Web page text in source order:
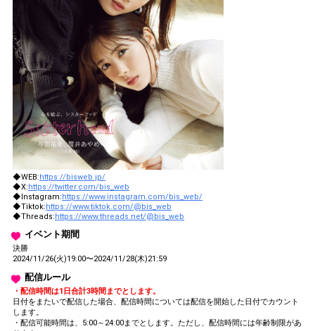
◆WEB:https://bisweb.jp/
◆X:https://twitter.com/bis_web
◆Instagram:https://www.instagram.com/bis_web/
◆Tiktok:https://www.tiktok.com/@bis_web
◆Threads:https://www.threads.net/@bis_web
イベント期間
決勝
2024/11/26(火)19:00〜2024/11/28(木)21:59
配信ルール
・配信時間は1日合計3時間までとします。
日付をまたいで配信した場合、配信時間については配信を開始した日付でカウント
します。
・配信可能時間は、5:00～24:00までとします。ただし、配信時間には年齢制限があ